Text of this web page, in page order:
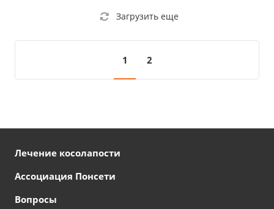
Загрузить еще
1 2
Лечение косолапости
Ассоциация Понсети
Вопросы